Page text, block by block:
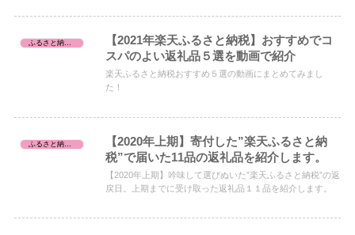
【2021年楽天ふるさと納税】おすすめでコ
スパのよい返礼品５選を動画で紹介
楽天ふるさと納税おすすめ５選の動画にまとめてみまし
た！
【2020年上期】寄付した”楽天ふるさと納
税”で届いた11品の返礼品を紹介します。
【2020年上期】吟味して選びぬいた”楽天ふるさと納税”の返
戻日。上期までに受け取った返礼品１１品を紹介します。